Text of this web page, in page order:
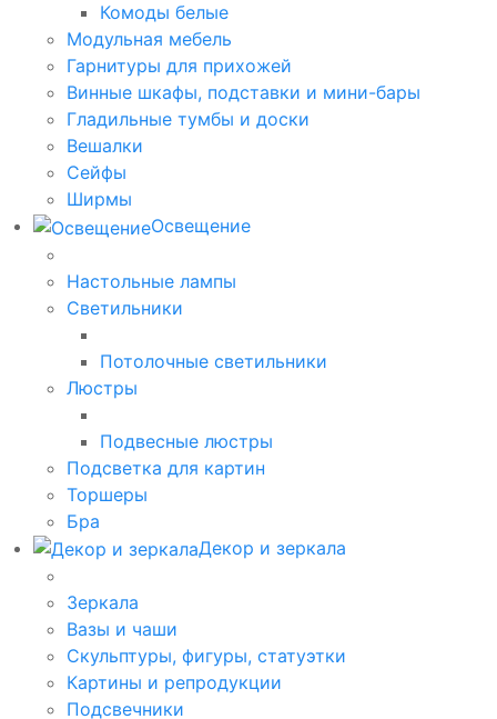
Комоды белые
Модульная мебель
Гарнитуры для прихожей
Винные шкафы, подставки и мини-бары
Гладильные тумбы и доски
Вешалки
Сейфы
Ширмы
Освещение
Настольные лампы
Светильники
Потолочные светильники
Люстры
Подвесные люстры
Подсветка для картин
Торшеры
Бра
Декор и зеркала
Зеркала
Вазы и чаши
Скульптуры, фигуры, статуэтки
Картины и репродукции
Подсвечники